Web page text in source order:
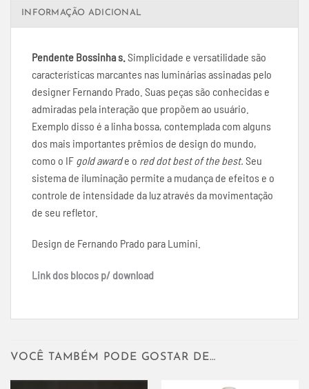
INFORMAÇÃO ADICIONAL
Pendente Bossinha s. Simplicidade e versatilidade são
características marcantes nas luminárias assinadas pelo
designer Fernando Prado. Suas peças são conhecidas e
admiradas pela interação que propõem ao usuário.
Exemplo disso é a linha bossa, contemplada com alguns
dos mais importantes prêmios de design do mundo,
como o IF gold awarde o red dot best of the best. Seu
sistema de iluminação permite a mudança de efeitos e o
controle de intensidade da luz através da movimentação
de seu refletor.
Design de Fernando Prado para Lumini.
Link dos blocos p/ download
VOCÊ TAMBÉM PODE GOSTAR DE…